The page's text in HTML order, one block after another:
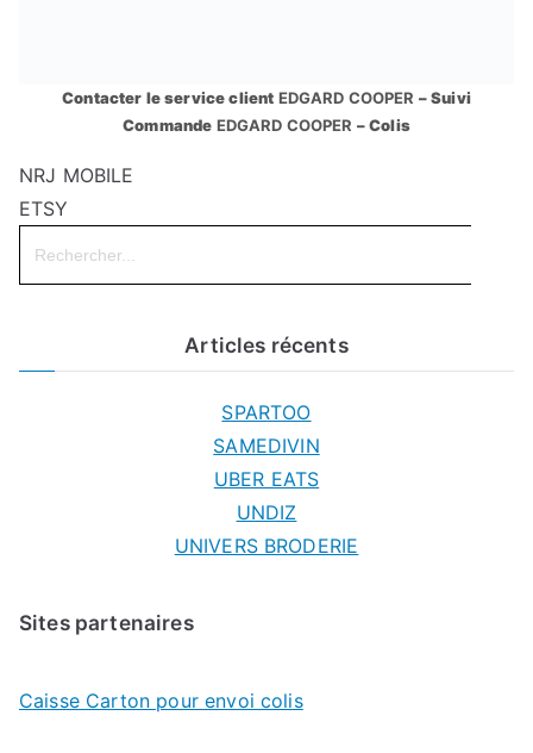
Contacter le service client EDGARD COOPER – Suivi
Commande EDGARD COOPER – Colis
NRJ MOBILE
ETSY
Search
for:
Articles récents
SPARTOO
SAMEDIVIN
UBER EATS
UNDIZ
UNIVERS BRODERIE
Sites partenaires
Caisse Carton pour envoi colis